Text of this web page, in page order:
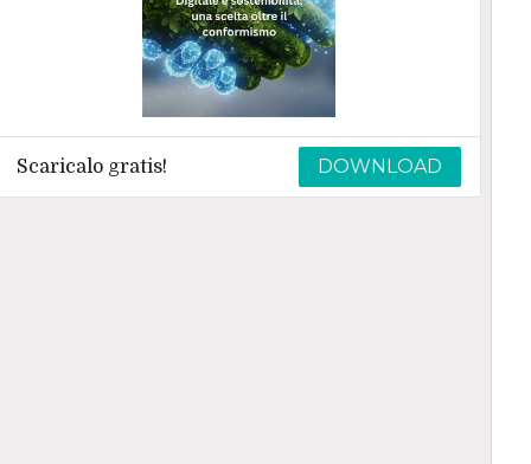
Scaricalo gratis! DOWNLOAD